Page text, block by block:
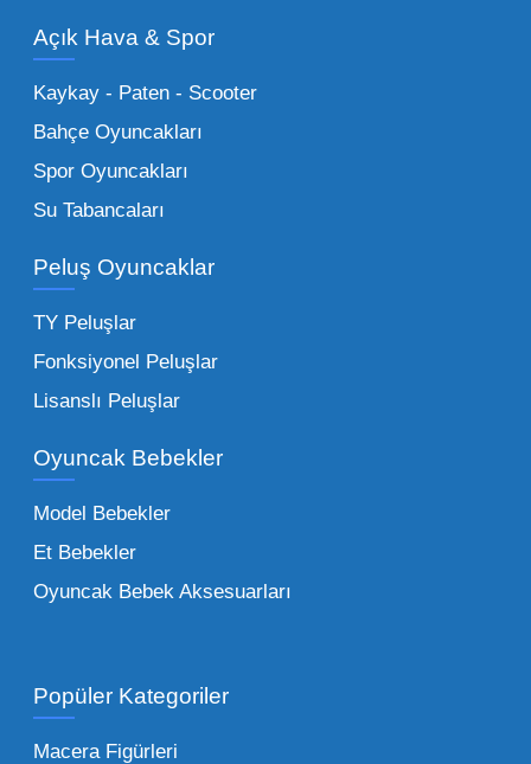
stok imkanımızla sunulmaktadır.
Küçük Oyuncaklar:
sağlayan toptan küçük oyuncaklar, bakkallar,
Bu kategorideki küçük oyuncaklar toptan
alımlarda çok düşük maliyetlerle yüksek
adetli stok yapmanıza olanak tanır. Özellikle
sürpriz paketler ve figürler, çocukların
harçlıklarıyla kolayca alabildiği ürünlerdir.
Çocuk Oyuncakları Toptan Seçenekleri:
Bebeklik döneminden ergenliğe kadar geniş
toptan tedariği yaparken, piyasadaki en son
figürlerden geleneksel oyun setlerine kadar
her şeyi portföyümüzde bulabilirsiniz.
İşletmeler için toptan oyuncak satış ve alımı
Açık Hava & Spor
Kaykay - Paten - Scooter
Bahçe Oyuncakları
Spor Oyuncakları
Su Tabancaları
Peluş Oyuncaklar
TY Peluşlar
Fonksiyonel Peluşlar
Lisanslı Peluşlar
Oyuncak Bebekler
Model Bebekler
Et Bebekler
Oyuncak Bebek Aksesuarları
Popüler Kategoriler
Macera Figürleri